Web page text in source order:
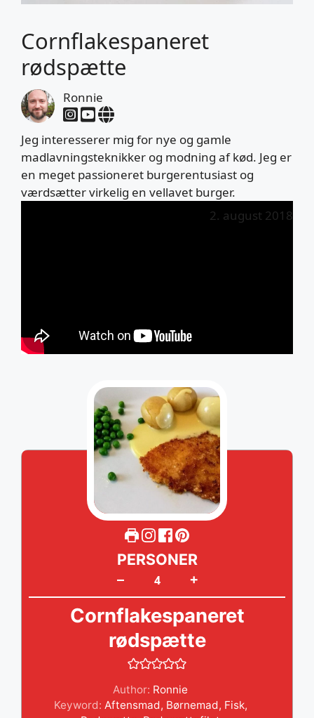
Cornflakespaneret
rødspætte
Ronnie
Jeg interesserer mig for nye og gamle
madlavningsteknikker og modning af kød. Jeg er
en meget passioneret burgerentusiast og
værdsætter virkelig en vellavet burger.
2. august 2018
– +
PERSONER
Cornflakespaneret
rødspætte
Author: Ronnie
Keyword: Aftensmad, Børnemad, Fisk,